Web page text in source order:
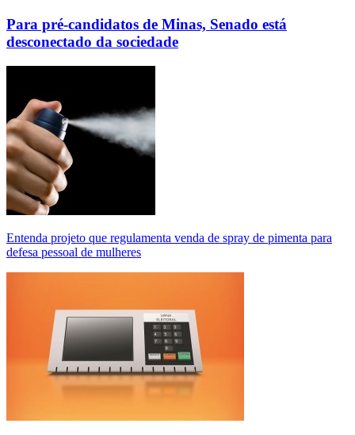
Para pré-candidatos de Minas, Senado está
desconectado da sociedade
Entenda projeto que regulamenta venda de spray de pimenta para
defesa pessoal de mulheres